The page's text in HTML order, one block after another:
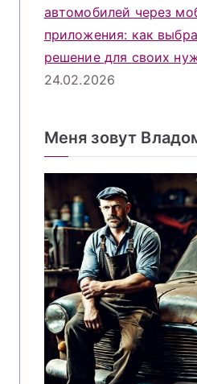
автомобилей через
приложения: как
решение для своих
24.02.2026
Меня зовут